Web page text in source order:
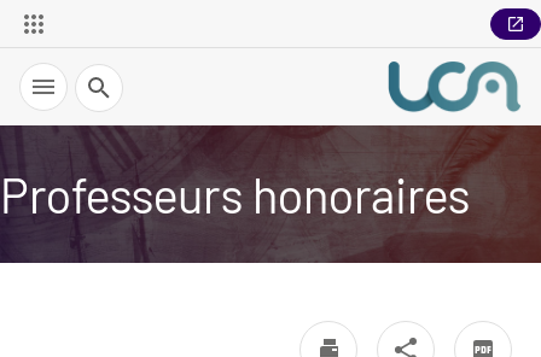
Recherche
Professeurs honoraires